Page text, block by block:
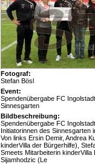
Fotograf:
Stefan Bösl
Event:
Spendenübergabe FC
Sinnesgarten
Bildbeschreibung:
Spendenübergabe FC
Initiatorinnen des Sinnesgarten
Von links Ersin Demir, Andrea
kinderVilla der Bürgerhilfe),
Smeets Mitarbeiterin kinderVilla
Sijamhodzic (Le